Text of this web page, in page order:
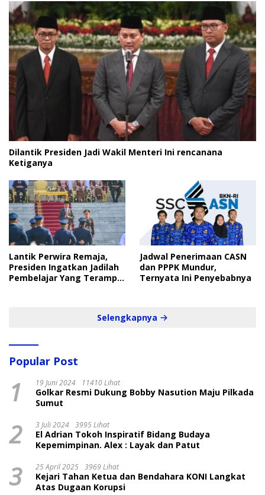
Dilantik Presiden Jadi Wakil Menteri Ini rencanana
Ketiganya
Lantik Perwira Remaja,
Presiden Ingatkan Jadilah
Pembelajar Yang Terampil
Jadwal Penerimaan CASN
dan PPPK Mundur,
Ternyata Ini Penyebabnya
Selengkapnya
Popular Post
1 19 Juni 2024 11410 Lihat
Golkar Resmi Dukung Bobby Nasution Maju Pilkada
Sumut
2 3 Juli 2024 3995 Lihat
El Adrian Tokoh Inspiratif Bidang Budaya
Kepemimpinan. Alex : Layak dan Patut
3 25 April 2025 3969 Lihat
Kejari Tahan Ketua dan Bendahara KONI Langkat
Atas Dugaan Korupsi